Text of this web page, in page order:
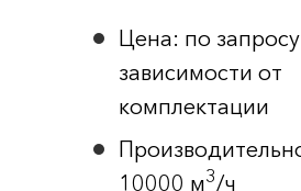
Цена: по
зависимости от
комплектации
10000 м3/ч